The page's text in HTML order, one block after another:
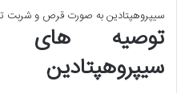
سیپروهپتادین به صورت قرص و شربت
توصیه های
سیپروهپتادین